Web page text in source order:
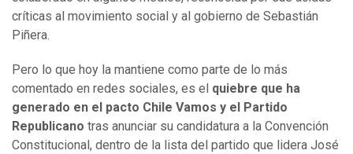
críticas al movimiento social y al gobierno de Sebastián
Piñera.
Pero lo que hoy la mantiene como parte de lo más
comentado en redes sociales, es el quiebre que ha
generado en el pacto Chile Vamos y el Partido
Republicano tras anunciar su candidatura a la Convención
Constitucional, dentro de la lista del partido que lidera José